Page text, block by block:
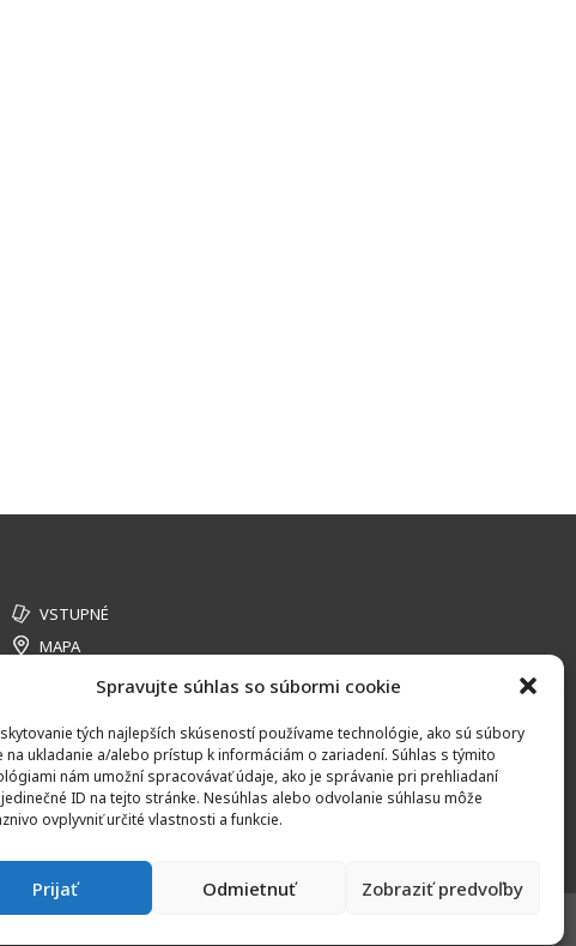
Spravujte súhlas so súbormi cookie
tých najlepších skúseností používame technológie, ako sú súbory
na ukladanie a/alebo prístup k informáciám o zariadení. Súhlas s týmito
nám umožní spracovávať údaje, ako je správanie pri prehliadaní
ID na tejto stránke. Nesúhlas alebo odvolanie súhlasu môže
ovplyvniť určité vlastnosti a funkcie.
Prijať Odmietnuť Zobraziť predvoľby
VSTUPNÉ
MAPA
KONTAKT